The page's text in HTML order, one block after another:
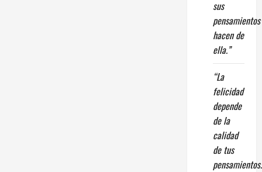
sus
pensamientos
hacen de
ella.”
“La
felicidad
depende
de la
calidad
de tus